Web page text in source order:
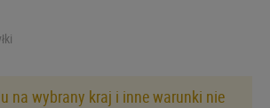
na wybrany kraj i inne warunki nie